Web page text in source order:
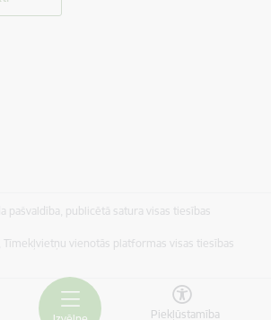
Piekļūstamība
pašvaldība, publicētā satura visas tiesības
Tīmekļvietņu vienotās platformas visas tiesības